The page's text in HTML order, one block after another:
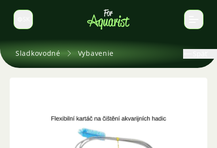
Prepnúť jazyk
Sladkovodné Vybavenie